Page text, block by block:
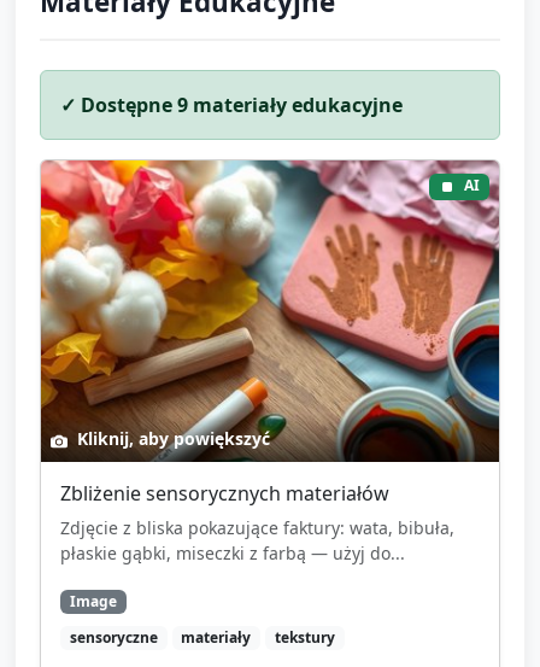
✓ Dostępne9 materiały edukacyjne
AI
Kliknij, aby powiększyć
Zbliżenie sensorycznych materiałów
Zdjęcie z bliska pokazujące faktury: wata, bibuła,
płaskie gąbki, miseczki z farbą — użyj do...
Image
sensoryczne
materiały tekstury